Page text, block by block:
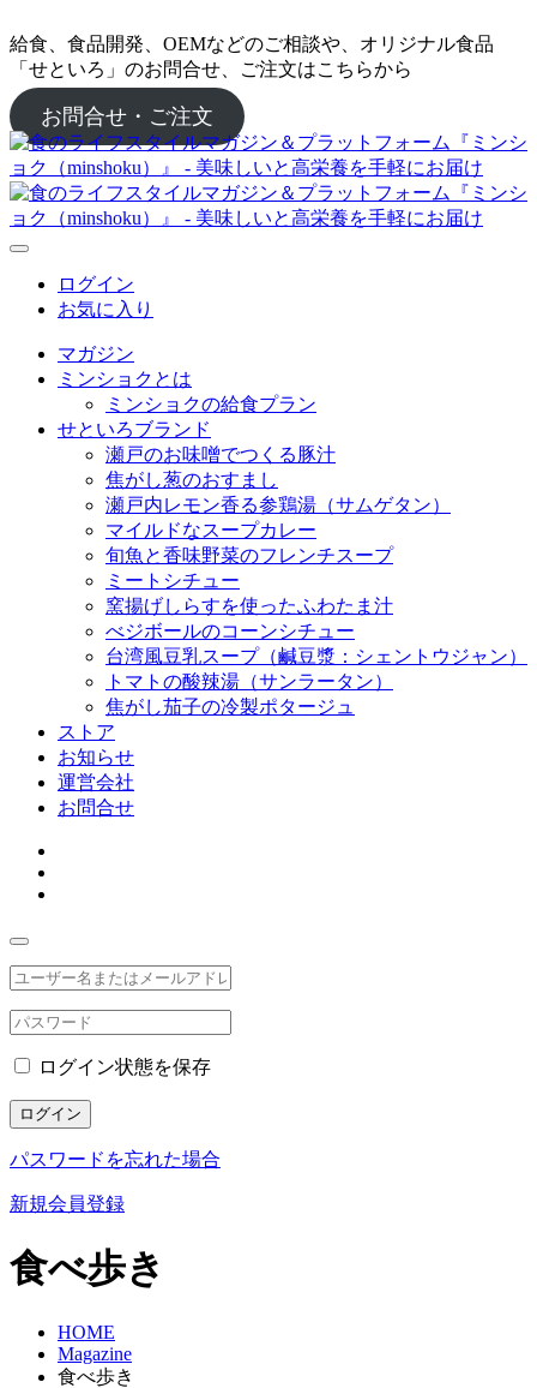
給食、食品開発、OEMなどのご相談や、オリジナル食品
「せといろ」のお問合せ、ご注文はこちらから
お問合せ・ご注文
ログイン
お気に入り
マガジン
ミンショクとは
ミンショクの給食プラン
せといろブランド
瀬戸のお味噌でつくる豚汁
焦がし葱のおすまし
瀬戸内レモン香る参鶏湯（サムゲタン）
マイルドなスープカレー
旬魚と香味野菜のフレンチスープ
ミートシチュー
窯揚げしらすを使ったふわたま汁
べジボールのコーンシチュー
台湾風豆乳スープ（鹹豆漿：シェントウジャン）
トマトの酸辣湯（サンラータン）
焦がし茄子の冷製ポタージュ
ストア
お知らせ
運営会社
お問合せ
ログイン状態を保存
ログイン
パスワードを忘れた場合
新規会員登録
食べ歩き
HOME
Magazine
食べ歩き